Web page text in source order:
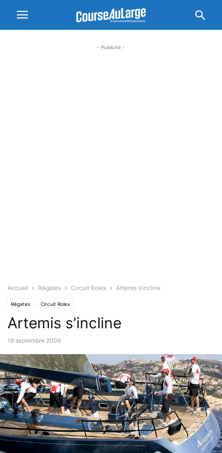
- Publicité -
Accueil Régates Circuit Rolex Artemis s’incline
Régates Circuit Rolex
Artemis s’incline
18 septembre 2006